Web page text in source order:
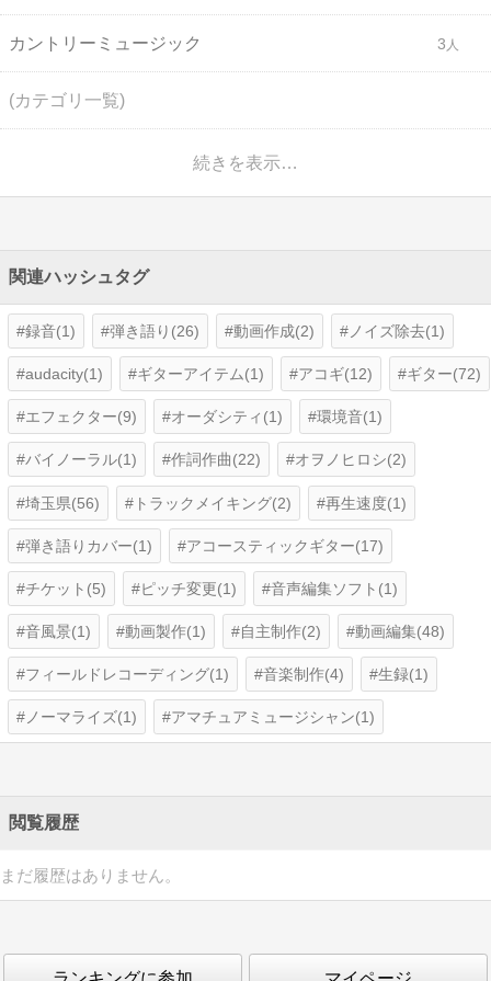
カントリーミュージック 3
(カテゴリ一覧)
続きを表示…
関連ハッシュタグ
録音(1) 弾き語り(26) 動画作成(2) ノイズ除去(1)
audacity(1) ギターアイテム(1) アコギ(12) ギター(72)
エフェクター(9) オーダシティ(1) 環境音(1)
バイノーラル(1) 作詞作曲(22) オヲノヒロシ(2)
埼玉県(56) トラックメイキング(2) 再生速度(1)
弾き語りカバー(1) アコースティックギター(17)
チケット(5) ピッチ変更(1) 音声編集ソフト(1)
音風景(1) 動画製作(1) 自主制作(2) 動画編集(48)
フィールドレコーディング(1) 音楽制作(4) 生録(1)
ノーマライズ(1) アマチュアミュージシャン(1)
閲覧履歴
まだ履歴はありません。